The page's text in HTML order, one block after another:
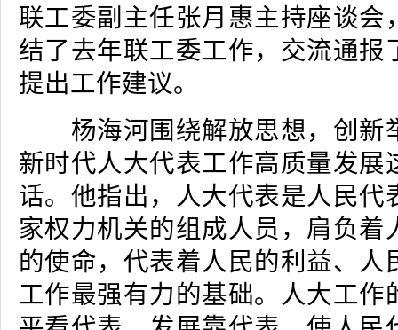
联工委副主任张月惠主持座谈会
结了去年联工委工作，交流通报
提出工作建议。
杨海河围绕解放思想，创新
新时代人大代表工作高质量发展
话。他指出，人大代表是人民代
家权力机关的组成人员，肩负着
的使命，代表着人民的利益、人
工作最强有力的基础。人大工作